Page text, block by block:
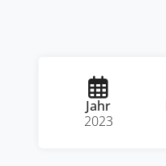
Jahr
2023